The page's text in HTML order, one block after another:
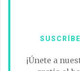
¡Únete a